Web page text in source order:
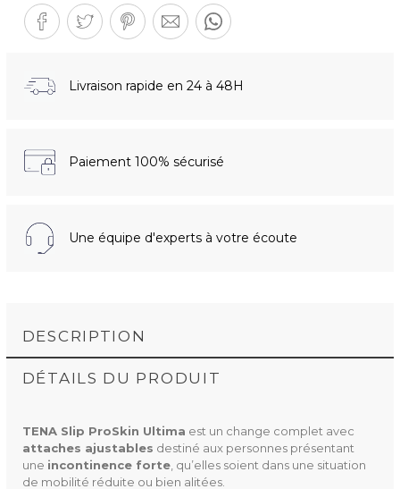
Livraison rapide en 24 à 48H
Paiement 100% sécurisé
Une équipe d'experts à votre écoute
DESCRIPTION
DÉTAILS DU PRODUIT
TENA Slip ProSkin Ultima est un change complet avec
attaches ajustables destiné aux personnes présentant
une incontinence forte, qu’elles soient dans une situation
de mobilité réduite ou bien alitées.